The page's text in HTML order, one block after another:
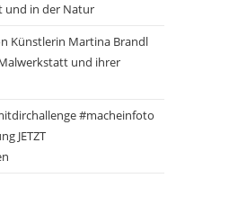
und in der Natur
Künstlerin Martina Brandl
und ihrer
#macheinfoto
JETZT